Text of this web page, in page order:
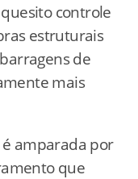
controle
estruturais
de
mais
amparada por
que